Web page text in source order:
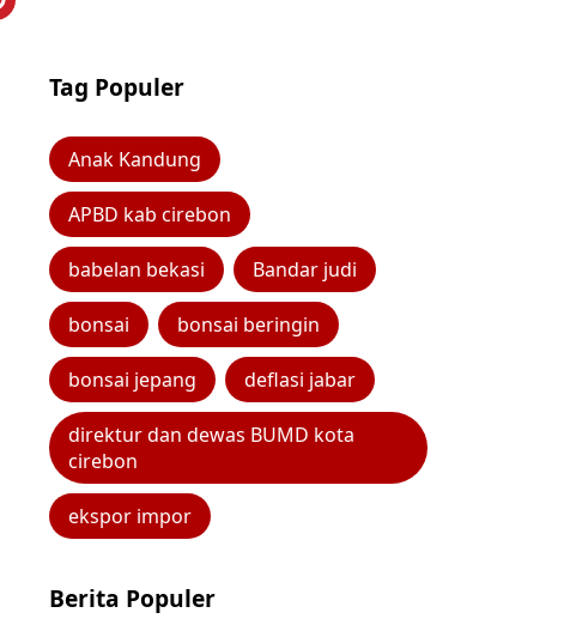
Tag Populer
Anak Kandung
APBD kab cirebon
babelan bekasi Bandar judi
bonsai bonsai beringin
bonsai jepang deflasi jabar
direktur dan dewas BUMD kota
cirebon
ekspor impor
Berita Populer